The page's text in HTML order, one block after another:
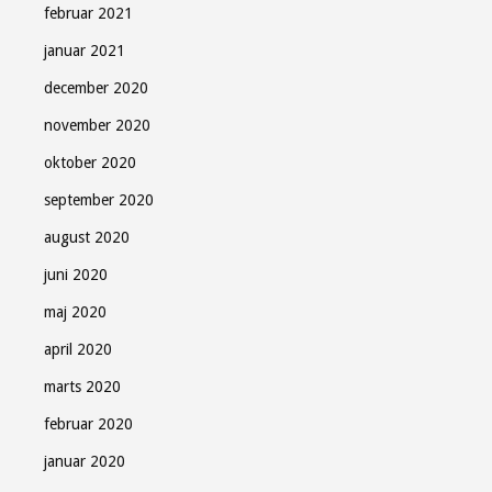
februar 2021
januar 2021
december 2020
november 2020
oktober 2020
september 2020
august 2020
juni 2020
maj 2020
april 2020
marts 2020
februar 2020
januar 2020